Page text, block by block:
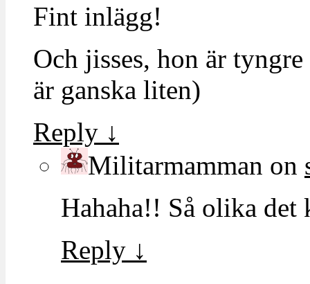
Fint inlägg!
Och jisses, hon är
är ganska liten)
Reply ↓
Militarmamman on
Hahaha!! Så olika det
Reply ↓